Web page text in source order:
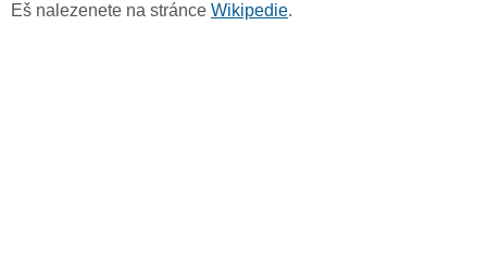
Eš nalezenete na stránce Wikipedie.